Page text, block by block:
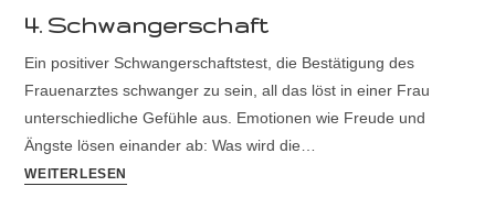
4. Schwangerschaft
Ein positiver Schwangerschaftstest, die Bestätigung des
Frauenarztes schwanger zu sein, all das löst in einer Frau
unterschiedliche Gefühle aus. Emotionen wie Freude und
Ängste lösen einander ab: Was wird die…
WEITERLESEN